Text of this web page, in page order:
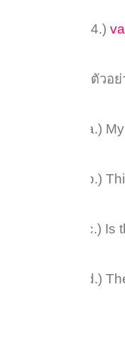
4.)
ตัวอย่
a.)
b.)
c.) Is
d.)